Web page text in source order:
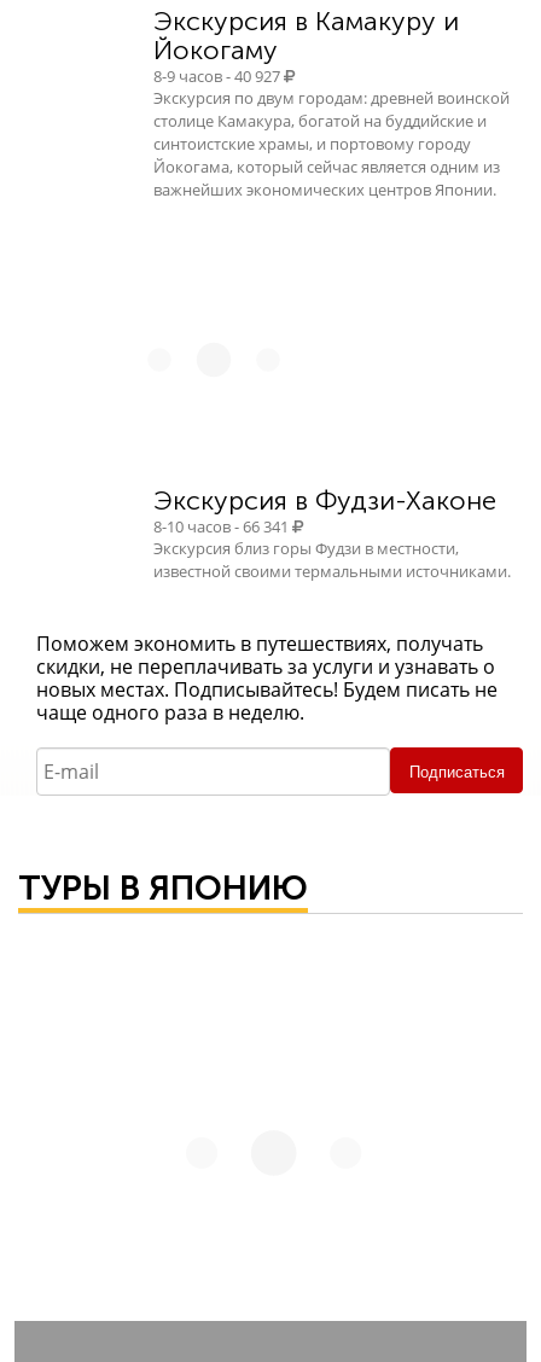
Экскурсия в Камакуру и
Йокогаму
8-9 часов - 40 927
Экскурсия по двум городам: древней воинской
столице Камакура, богатой на буддийские и
синтоистские храмы, и портовому городу
Йокогама, который сейчас является одним из
важнейших экономических центров Японии.
Экскурсия в Фудзи-Хаконе
8-10 часов - 66 341
Экскурсия близ горы Фудзи в местности,
известной своими термальными источниками.
Поможем экономить в путешествиях, получать
скидки, не переплачивать за услуги и узнавать о
новых местах. Подписывайтесь! Будем писать не
чаще одного раза в неделю.
Подписаться
ТУРЫ В ЯПОНИЮ